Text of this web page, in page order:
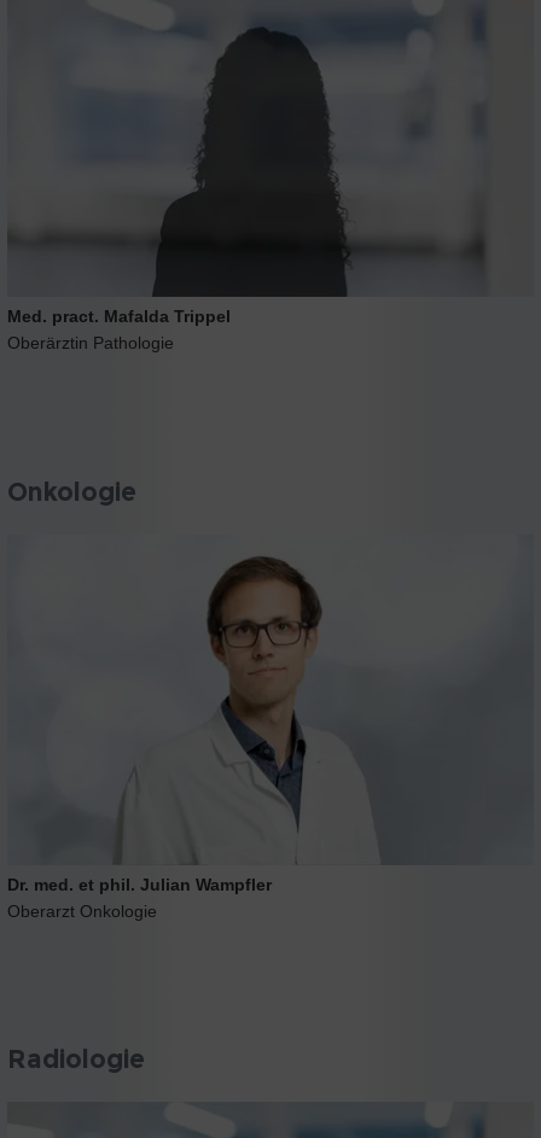
Med. pract. Mafalda Trippel
Oberärztin Pathologie
Onkologie
Dr. med. et phil. Julian Wampfler
Oberarzt Onkologie
Radiologie